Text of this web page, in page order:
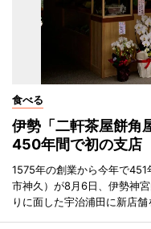
食べる
伊勢「二軒茶屋餅
450年間で初の支店
1575年の創業から今年で
市神久）が8月6日、伊勢神
りに面した宇治浦田に新店舗